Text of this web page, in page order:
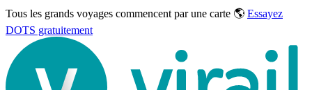
Tous les grands voyages commencent par une carte 🌎 Essayez
DOTS gratuitement